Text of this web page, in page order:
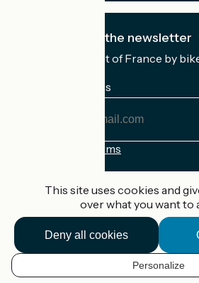
EN
I subscribe to the newsletter
Receive the best of France by
My email address
Registration terms
Accueil Vélo Pro
Contact
Legal notice
This site uses cookies and
over what you want to
Deny all cookies
Personalize